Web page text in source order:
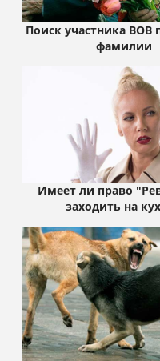
Поиск участника ВОВ
фамилии
Имеет ли право
заходить на